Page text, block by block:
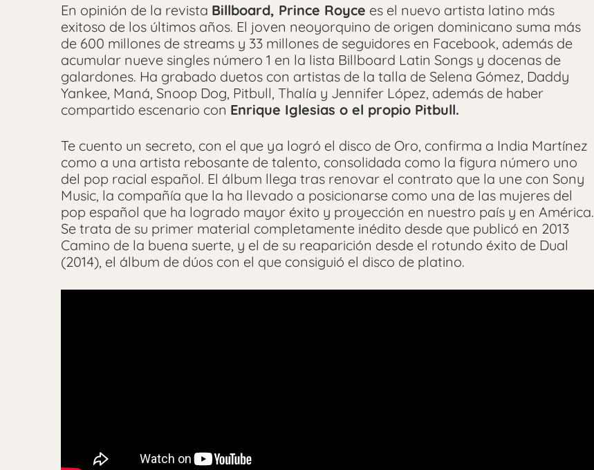
En opinión de la revista Billboard, Prince Royce es el nuevo artista latino más
exitoso de los últimos años. El joven neoyorquino de origen dominicano suma más
de 600 millones de streams y 33 millones de seguidores en Facebook, además de
acumular nueve singles número 1 en la lista Billboard Latin Songs y docenas de
galardones. Ha grabado duetos con artistas de la talla de Selena Gómez, Daddy
Yankee, Maná, Snoop Dog, Pitbull, Thalía y Jennifer López, además de haber
compartido escenario con Enrique Iglesias o el propio Pitbull.
Te cuento un secreto, con el que ya logró el disco de Oro, confirma a India Martínez
como a una artista rebosante de talento, consolidada como la figura número uno
del pop racial español. El álbum llega tras renovar el contrato que la une con Sony
Music, la compañía que la ha llevado a posicionarse como una de las mujeres del
pop español que ha logrado mayor éxito y proyección en nuestro país y en América.
Se trata de su primer material completamente inédito desde que publicó en 2013
Camino de la buena suerte, y el de su reaparición desde el rotundo éxito de Dual
(2014), el álbum de dúos con el que consiguió el disco de platino.